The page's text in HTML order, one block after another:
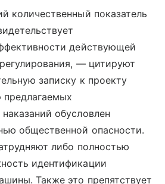
количественный показатель
действующей
— цитируют
записку к проекту
обусловлен
общественной опасности.
либо полностью
идентификации
Также это препятствует